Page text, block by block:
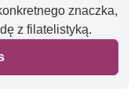
znaczka,
z filatelistyką.